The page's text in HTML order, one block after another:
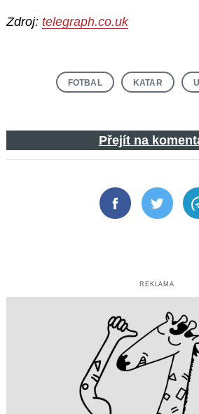
Zdroj: telegraph.co.uk
FOTBAL KATAR
Přejít na
FacebookTwitter
REKLAMA